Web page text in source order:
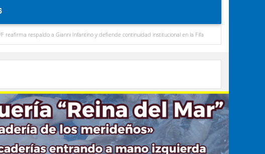
a Gianni Infantino y defiende continuidad institucional en la Fifa Organismos públicos